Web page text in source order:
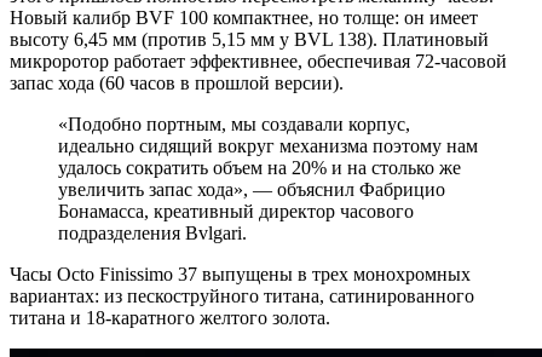
Новый калибр BVF 100 компактнее, но толще: он имеет
высоту 6,45 мм (против 5,15 мм у BVL 138). Платиновый
микроротор работает эффективнее, обеспечивая 72-часовой
запас хода (60 часов в прошлой версии).
«Подобно портным, мы создавали корпус,
идеально сидящий вокруг механизма поэтому нам
удалось сократить объем на 20% и на столько же
увеличить запас хода», — объяснил Фабрицио
Бонамасса, креативный директор часового
подразделения Bvlgari.
Часы Octo Finissimo 37 выпущены в трех монохромных
вариантах: из пескоструйного титана, сатинированного
титана и 18-каратного желтого золота.